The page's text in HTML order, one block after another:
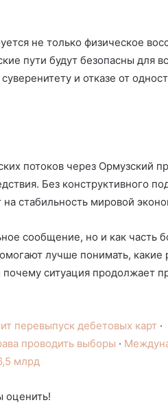
не только физическое
пути будут безопасны для
и отказе от
потоков через Ормузский
Без конструктивного
на стабильность мировой
сообщение, но и как часть
лучше понимать, какие
ситуация продолжает
перевыпуск дебетовых карт ·
проводить выборы ·
млрд
оценить!